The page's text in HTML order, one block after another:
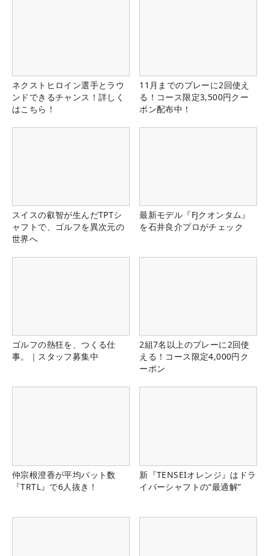
ネクストヒロイン選手とラウ
ンドできるチャンス！詳しく
はこちら！
11月までのプレーに2回使え
る！コース限定3,500円クー
ポン配布中！
スイスの叡智が生んだTPTシ
ャフトで、ゴルフを異次元の
世界へ
最新モデル『FJクオンタム』
を石井良介プロがチェック
ゴルフの熱狂を、つくる仕
事。｜スタッフ募集中
2組7名以上のプレーに2回使
える！コース限定4,000円ク
ーポン
仲宗根澄香が平均パット数
『TRTL』で6人抜き！
新『TENSEIオレンジ』はドラ
イバーシャフトの“最適解”